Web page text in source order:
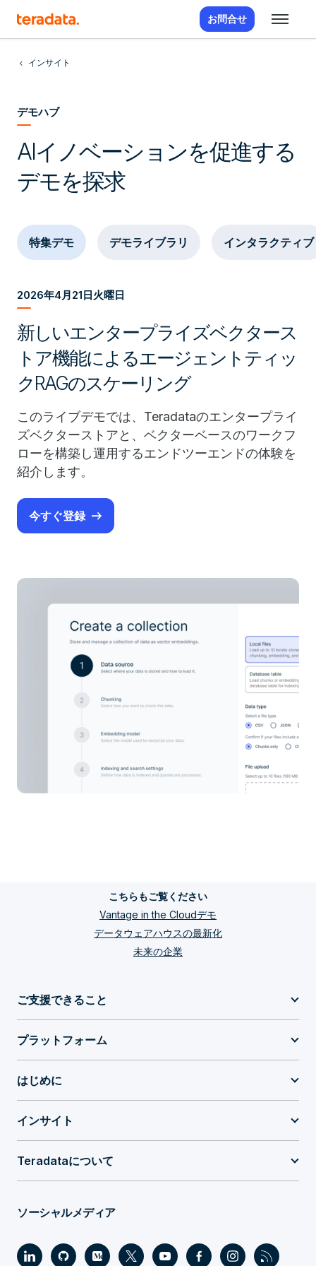
お問合せ
インサイト
デモハブ
AIイノベーションを促進する
デモを探求
特集デモ デモライブラリ インタラクティブ
2026年4月21日火曜日
新しいエンタープライズベクタース
トア機能によるエージェントティッ
クRAGのスケーリング
このライブデモでは、Teradataのエンタープライ
ズベクターストアと、ベクターベースのワークフ
ローを構築し運用するエンドツーエンドの体験を
紹介します。
今すぐ登録
こちらもご覧ください
Vantage in the Cloudデモ
データウェアハウスの最新化
未来の企業
ご支援できること
プラットフォーム
はじめに
インサイト
Teradataについて
ソーシャルメディア